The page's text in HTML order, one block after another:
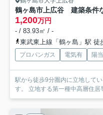
1,200万円
- / 83.93㎡ / -
東武東上線「鶴ヶ島」駅 徒
プロパンガス 電気有 陽
駅から徒歩9分圏内に立地して
す。 立地する第一種中高層住居